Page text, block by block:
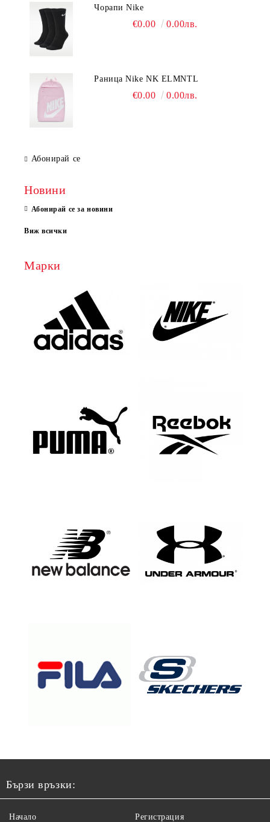
Чорапи Nike
€0.00 0.00лв.
Раница Nike NK ELMNTL
€0.00 0.00лв.
Абонирай се
Новини
Абонирай се за новини
Виж всички
Марки
Бързи връзки:
Начало Регистрация